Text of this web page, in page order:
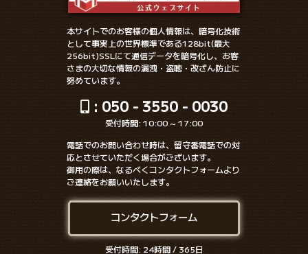
本サイトでのお客様の個人情報は、暗号化技術
として事実上の世界標準である128bit(最大
256bit)SSLにて通信データを暗号化し、お客
さまの大切な情報の漏洩・盗聴・改ざん防止に
努めています。
: 050 - 3550 - 0030
受付時間: 10:00 ~ 17:00
電話でのお問い合わせ時は、留守番電話での対
応とさせていただく場合がございます。
御用の際は、なるべくコンタクトフォームより
ご連絡をお願いいたします。
コンタクトフォーム
受付時間: 24時間 / 365日